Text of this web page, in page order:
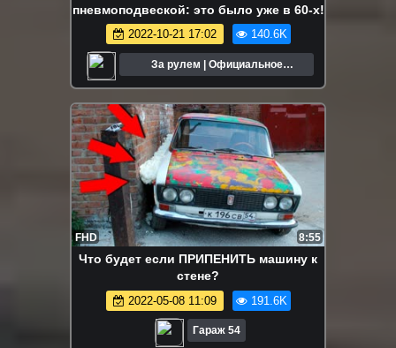
пневмоподвеской: это было уже в 60-х!
2022-10-21 17:02 140.6K
За рулем | Официальное
FHD 8:55
Что будет если ПРИПЕНИТЬ машину к
стене?
2022-05-08 11:09 191.6K
Гараж 54